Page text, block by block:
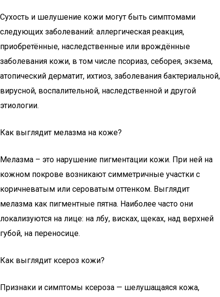
Сухость и шелушение кожи могут быть симптомами
следующих заболеваний: аллергическая реакция,
приобретённые, наследственные или врождённые
заболевания кожи, в том числе псориаз, себорея, экзема,
атопический дерматит, ихтиоз, заболевания бактериальной,
вирусной, воспалительной, наследственной и другой
этиологии.
Как выглядит мелазма на коже?
Мелазма – это нарушение пигментации кожи. При ней на
кожном покрове возникают симметричные участки с
коричневатым или сероватым оттенком. Выглядит
мелазма как пигментные пятна. Наиболее часто они
локализуются на лице: на лбу, висках, щеках, над верхней
губой, на переносице.
Как выглядит ксероз кожи?
Признаки и симптомы ксероза — шелушащаяся кожа,